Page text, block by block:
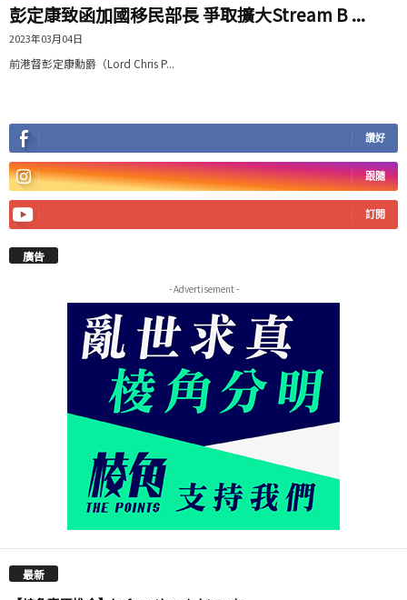
彭定康致函加國移民部長 爭取擴大Stream B ...
2023年03月04日
前港督彭定康勳爵（Lord Chris P...
讚好
跟隨
訂閱
廣告
- Advertisement -
最新